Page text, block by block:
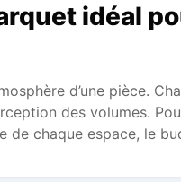
idéal
d’une pièce.
des volumes.
de chaque espace, le